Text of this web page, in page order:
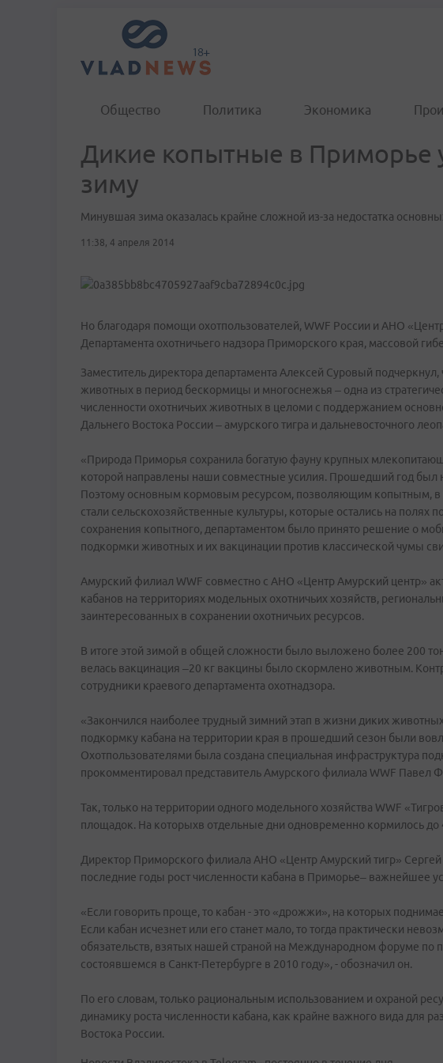
Общество Политика Экономика
Дикие копытные в Приморье
зиму
Минувшая зима оказалась крайне сложной из-за недостатка
11:38, 4 апреля 2014
Но благодаря помощи охотпользователей, WWF России и АНО
Департамента охотничьего надзора Приморского края, массовой
Заместитель директора департамента Алексей Суровый
животных в период бескормицы и многоснежья – одна из
численности охотничьих животных в целоми с поддержанием
Дальнего Востока России – амурского тигра и дальневосточного
«Природа Приморья сохранила богатую фауну крупных
которой направлены наши совместные усилия. Прошедший год
Поэтому основным кормовым ресурсом, позволяющим копытным, в
стали сельскохозяйственные культуры, которые остались на полях
сохранения копытного, департаментом было принято решение о
подкормки животных и их вакцинации против классической чумы
Амурский филиал WWF совместно с АНО «Центр Амурский центр»
кабанов на территориях модельных охотничьих хозяйств,
заинтересованных в сохранении охотничьих ресурсов.
В итоге этой зимой в общей сложности было выложено более 200
велась вакцинация –20 кг вакцины было скормлено животным.
сотрудники краевого департамента охотнадзора.
«Закончился наиболее трудный зимний этап в жизни диких
подкормку кабана на территории края в прошедший сезон были
Охотпользователями была создана специальная инфраструктура
прокомментировал представитель Амурского филиала WWF Павел
Так, только на территории одного модельного хозяйства WWF
площадок. На которыхв отдельные дни одновременно кормилось до
Директор Приморского филиала АНО «Центр Амурский тигр»
последние годы рост численности кабана в Приморье– важнейшее
«Если говорить проще, то кабан - это «дрожжи», на которых
Если кабан исчезнет или его станет мало, то тогда практически
обязательств, взятых нашей страной на Международном форуме по
состоявшемся в Санкт-Петербурге в 2010 году», - обозначил он.
По его словам, только рациональным использованием и охраной
динамику роста численности кабана, как крайне важного вида для
Востока России.